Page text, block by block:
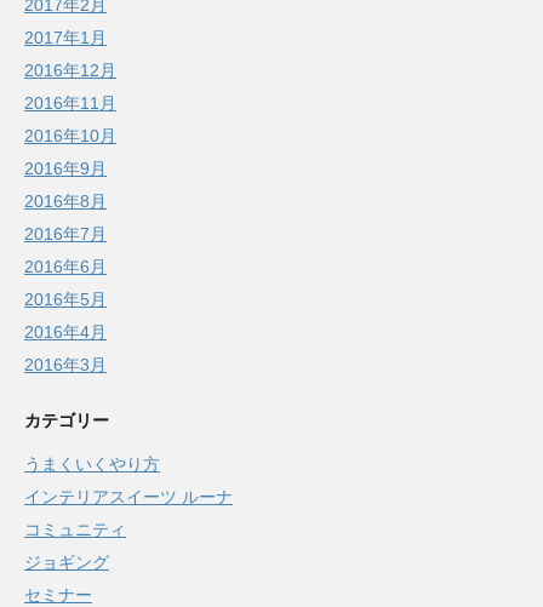
2017年2月
2017年1月
2016年12月
2016年11月
2016年10月
2016年9月
2016年8月
2016年7月
2016年6月
2016年5月
2016年4月
2016年3月
カテゴリー
うまくいくやり方
インテリアスイーツ ルーナ
コミュニティ
ジョギング
セミナー